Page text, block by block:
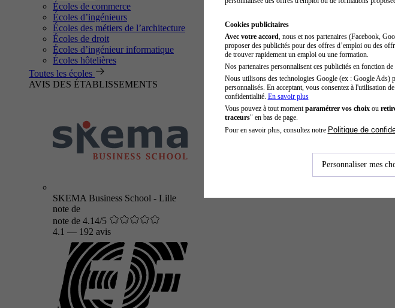
Écoles de commerce
Écoles d’ingénieurs
Écoles des métiers de l’architecture
Écoles de droit
Écoles d’ingénieur informatique
Écoles hôtelières
Toutes les écoles
AVIS DES ÉTABLISSEMENTS
SKEMA Business School - Lille
note de
note de 4.14/5
4.1 — 192 avis
Cookies publicitaires
Avec votre accord , nous et nos partenaires (Facebook,
proposer des publicités pour des offres d’emploi ou des
de trouver rapidement un emploi ou une formation.
Nos partenaires personnalisent ces publicités en fonction
Nous utilisons des technologies Google (ex : Google Ads)
personnalisés. En acceptant, vous consentez à l'utilisation
confidentialité. En savoir plus
Vous pouvez à tout moment paramétrer vos choixou
traceurs" en bas de page.
Pour en savoir plus, consultez notre Politique de
Personnaliser mes